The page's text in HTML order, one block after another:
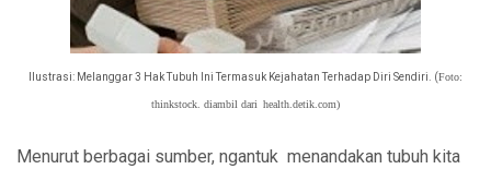
Ilustrasi: Melanggar 3 Hak Tubuh IniTermasuk Kejahatan Terhadap Diri Sendiri. (Foto:
thinkstock. diambil dari health.detik.com)
Menurut berbagai sumber, ngantuk menandakan tubuh kita